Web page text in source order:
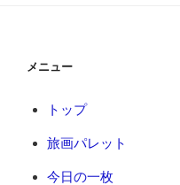
メニュー
トップ
旅画パレット
今日の一枚